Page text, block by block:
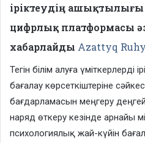
іріктеудің ашықтылығы
цифрлық платформасы
хабарлайды Azattyq Ruhy
Тегін білім алуға үміткерлерді
бағалау көрсеткіштеріне
бағдарламасын меңгеру деңгейі,
наряд өткеру кезінде арнайы
психологиялық жай-күйін